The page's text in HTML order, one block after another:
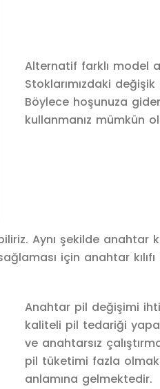
Alternatif farklı model
Stoklarımızdaki
Böylece hoşunuza
kullanmanız mümkün
Aynı şekilde anahtar
için anahtar
Anahtar pil değişimi
kaliteli pil tedariği
ve anahtarsız
pil tüketimi fazla
anlamına gelmektedir.